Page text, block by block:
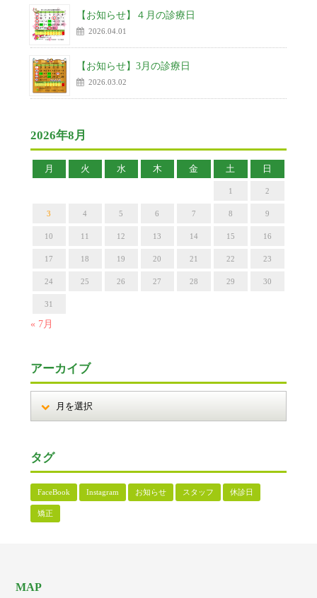
【お知らせ】４月の診療日
2026.04.01
【お知らせ】3月の診療日
2026.03.02
2026年8月
月 火 水 木 金 土 日
1 2
3 4 5 6 7 8 9
10 11 12 13 14 15 16
17 18 19 20 21 22 23
24 25 26 27 28 29 30
31
« 7月
アーカイブ
タグ
FaceBook Instagram お知らせ スタッフ 休診日
矯正
MAP